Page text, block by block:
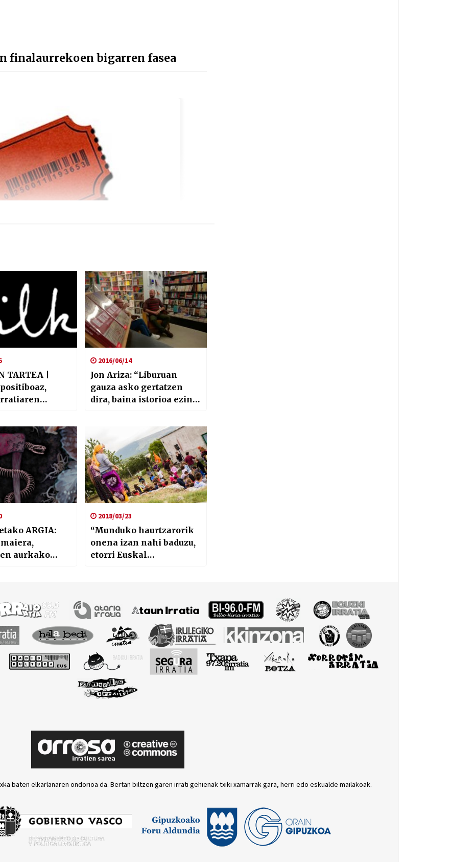
finalaurrekoen bigarren fasea
TARTEA |
2016/06/14
Jon Ariza: “Liburuan
gauza asko gertatzen
dira, baina istorioa ezin
ARGIA:
aurkako
2018/03/23
“Munduko haurtzarorik
onena izan nahi baduzu,
etorri Euskal
baten elkarlanaren ondorioa da. Bertan biltzen garen irrati gehienak txiki xamarrak gara, herri edo eskualde mailakoak.